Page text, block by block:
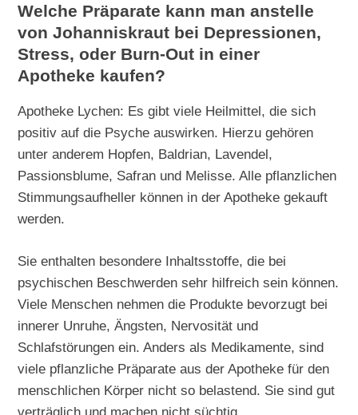
Welche Präparate kann man anstelle
von Johanniskraut bei Depressionen,
Stress, oder Burn-Out in einer
Apotheke kaufen?
Apotheke Lychen: Es gibt viele Heilmittel, die sich
positiv auf die Psyche auswirken. Hierzu gehören
unter anderem Hopfen, Baldrian, Lavendel,
Passionsblume, Safran und Melisse. Alle pflanzlichen
Stimmungsaufheller können in der Apotheke gekauft
werden.
Sie enthalten besondere Inhaltsstoffe, die bei
psychischen Beschwerden sehr hilfreich sein können.
Viele Menschen nehmen die Produkte bevorzugt bei
innerer Unruhe, Ängsten, Nervosität und
Schlafstörungen ein. Anders als Medikamente, sind
viele pflanzliche Präparate aus der Apotheke für den
menschlichen Körper nicht so belastend. Sie sind gut
verträglich und machen nicht süchtig.